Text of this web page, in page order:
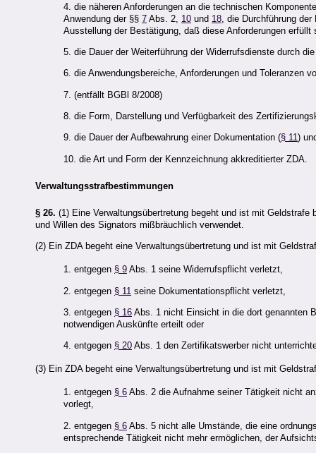
4. die näheren Anforderungen an die technischen
Anwendung der §§ 7 Abs. 2, 10 und 18 , die Durchführung
Ausstellung der Bestätigung, daß diese Anforderungen erfüllt
5. die Dauer der Weiterführung der Widerrufsdienste durch
6. die Anwendungsbereiche, Anforderungen und Toleranzen
7. (entfällt BGBl 8/2008)
8. die Form, Darstellung und Verfügbarkeit des
9. die Dauer der Aufbewahrung einer Dokumentation (§ 11)
10. die Art und Form der Kennzeichnung akkreditierter ZDA
Verwaltungsstrafbestimmungen
§ 26. (1) Eine Verwaltungsübertretung begeht und ist mit
und Willen des Signators mißbräuchlich verwendet.
(2) Ein ZDA begeht eine Verwaltungsübertretung und ist mit
1. entgegen § 9 Abs. 1 seine Widerrufspflicht verletzt,
2. entgegen § 11 seine Dokumentationspflicht verletzt,
3. entgegen § 16 Abs. 1 nicht Einsicht in die dort genannten
notwendigen Auskünfte erteilt oder
4. entgegen § 20 Abs. 1 den Zertifikatswerber nicht
(3) Ein ZDA begeht eine Verwaltungsübertretung und ist mit
1. entgegen § 6 Abs. 2 die Aufnahme seiner Tätigkeit nicht
vorlegt,
2. entgegen § 6 Abs. 5 nicht alle Umstände, die eine
entsprechende Tätigkeit nicht mehr ermöglichen, der